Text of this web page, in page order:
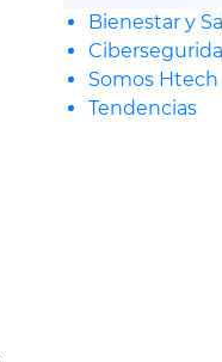
Bienestar y
Somos Htech
Tendencias